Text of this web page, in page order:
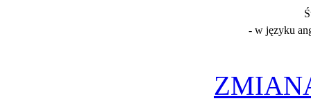
- w języku